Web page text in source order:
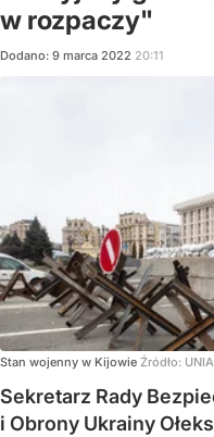
w rozpaczy"
Dodano: 9 marca 2022 20:11
Stan wojenny w Kijowie Źródło:
Sekretarz Rady
i Obrony Ukrainy